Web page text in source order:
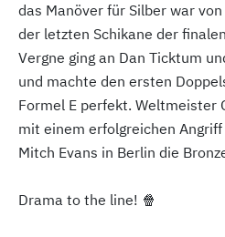
das Manöver für Silber war
der letzten Schikane der
Vergne ging an Dan Ticktum
und machte den ersten
Formel E perfekt. Weltmeister
mit einem erfolgreichen
Mitch Evans in Berlin die
Drama to the line! 🍿